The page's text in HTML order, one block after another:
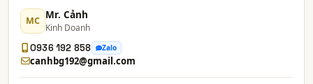
MC Mr. Cảnh
Kinh Doanh
0936 192 858
Zalo
canhbg192@gmail.com